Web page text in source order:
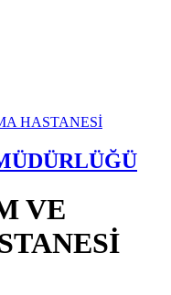
VE